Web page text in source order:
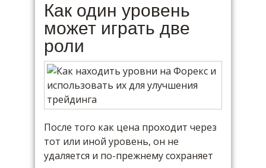
Как один уровень
может играть две
роли
После того как цена проходит через
тот или иной уровень, он не
удаляется и по-прежнему сохраняет